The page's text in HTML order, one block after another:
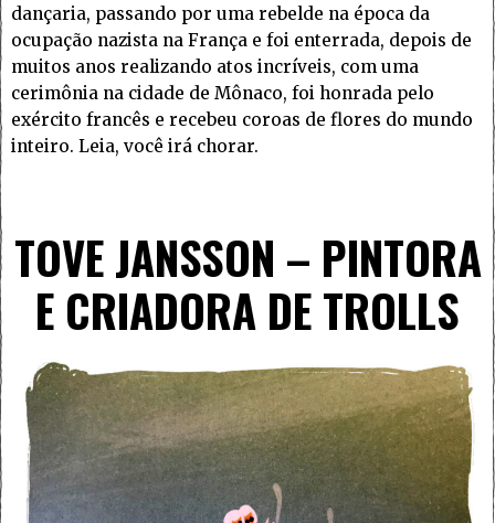
dançaria, passando por uma rebelde na época da
ocupação nazista na França e foi enterrada, depois de
muitos anos realizando atos incríveis, com uma
cerimônia na cidade de Mônaco, foi honrada pelo
exército francês e recebeu coroas de flores do mundo
inteiro. Leia, você irá chorar.
TOVE JANSSON – PINTORA
E CRIADORA DE TROLLS